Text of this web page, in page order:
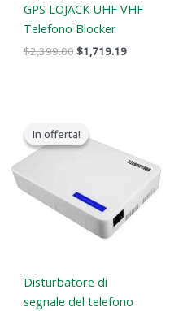
GPS LOJACK UHF VHF
Telefono Blocker
$2,399.00$1,719.19
In offerta!
In offerta!
Disturbatore di
segnale del telefono
originale
era:
$369.69.